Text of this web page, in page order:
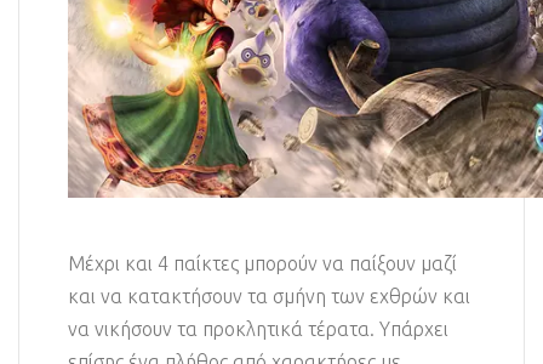
Μέχρι και 4 παίκτες μπορούν να παίξουν μαζί
και να κατακτήσουν τα σμήνη των εχθρών και
να νικήσουν τα προκλητικά τέρατα. Υπάρχει